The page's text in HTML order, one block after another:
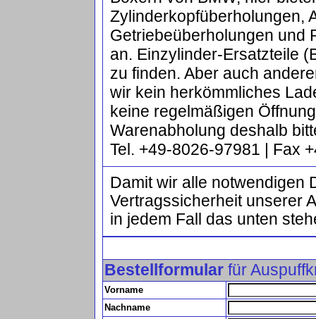
Zylinderkopfüberholungen,
Getriebeüberholungen und
an. Einzylinder-Ersatzteile
zu finden. Aber auch
wir kein herkömmliches
keine regelmäßigen
Warenabholung deshalb
Tel. +49-8026-97981 | Fax
Damit wir alle notwendigen
Vertragssicherheit unserer
in jedem Fall das unten
Bestellformular für
Vorname
Nachname